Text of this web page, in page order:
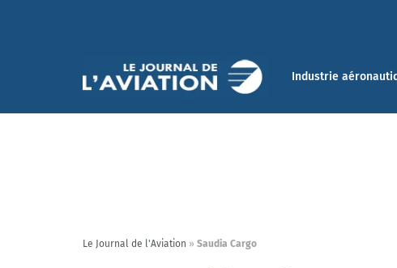
Industrie
Le Journal de l'Aviation » Saudia Cargo